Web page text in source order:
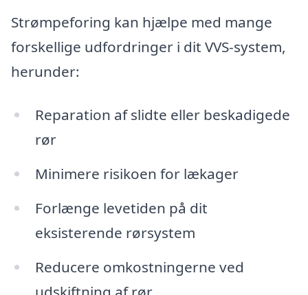
Strømpeforing kan hjælpe med mange
forskellige udfordringer i dit VVS-system,
herunder:
Reparation af slidte eller beskadigede
rør
Minimere risikoen for lækager
Forlænge levetiden på dit
eksisterende rørsystem
Reducere omkostningerne ved